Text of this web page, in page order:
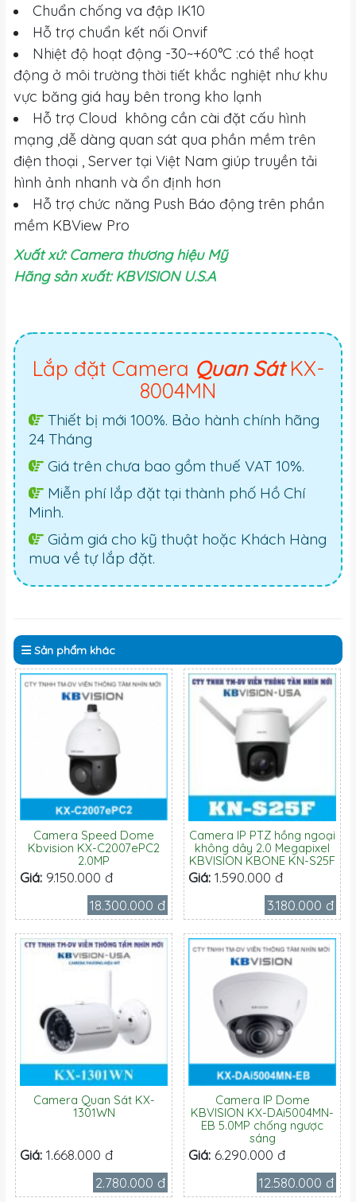
Chuẩn chống va đập IK10
Hỗ trợ chuẩn kết nối Onvif
Nhiệt độ hoạt động -30~+60°C :có thể hoạt
động ở môi trường thời tiết khắc nghiệt như khu
vực băng giá hay bên trong kho lạnh
Hỗ trợ Cloud không cần cài đặt cấu hình
mạng ,dễ dàng quan sát qua phần mềm trên
điện thoại , Server tại Việt Nam giúp truyền tải
hình ảnh nhanh và ổn định hơn
Hỗ trợ chức năng Push Báo động trên phần
mềm KBView Pro
Xuất xứ: Camera thương hiệu Mỹ
Hãng sản xuất: KBVISION U.S.A
Lắp đặt Camera Quan SátKX-
8004MN
Thiết bị mới 100%. Bảo hành chính hãng
24 Tháng
Giá trên chưa bao gồm thuế VAT 10%.
Miễn phí lắp đặt tại thành phố Hồ Chí
Minh.
Giảm giá cho kỹ thuật hoặc Khách Hàng
mua về tự lắp đặt.
Sản phẩm khác
Camera Speed Dome
Kbvision KX-C2007ePC2
2.0MP
Giá: 9.150.000 đ
18.300.000 đ
Camera IP PTZ hồng ngoại
không dây 2.0 Megapixel
KBVISION KBONE KN-S25F
Giá: 1.590.000 đ
3.180.000 đ
Camera Quan Sát KX-
1301WN
Giá: 1.668.000 đ
2.780.000 đ
Camera IP Dome
KBVISION KX-DAi5004MN-
EB 5.0MP chống ngược
sáng
Giá: 6.290.000 đ
12.580.000 đ